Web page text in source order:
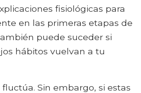
fisiológicas para
en las primeras etapas de
puede suceder si
hábitos vuelvan a tu
Sin embargo, si estas